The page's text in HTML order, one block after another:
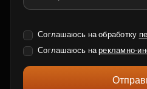
Соглашаюсь на обработку
Соглашаюсь нарекламно-